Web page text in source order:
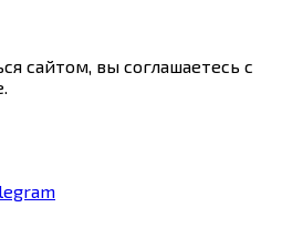
сайтом, вы соглашаетесь с